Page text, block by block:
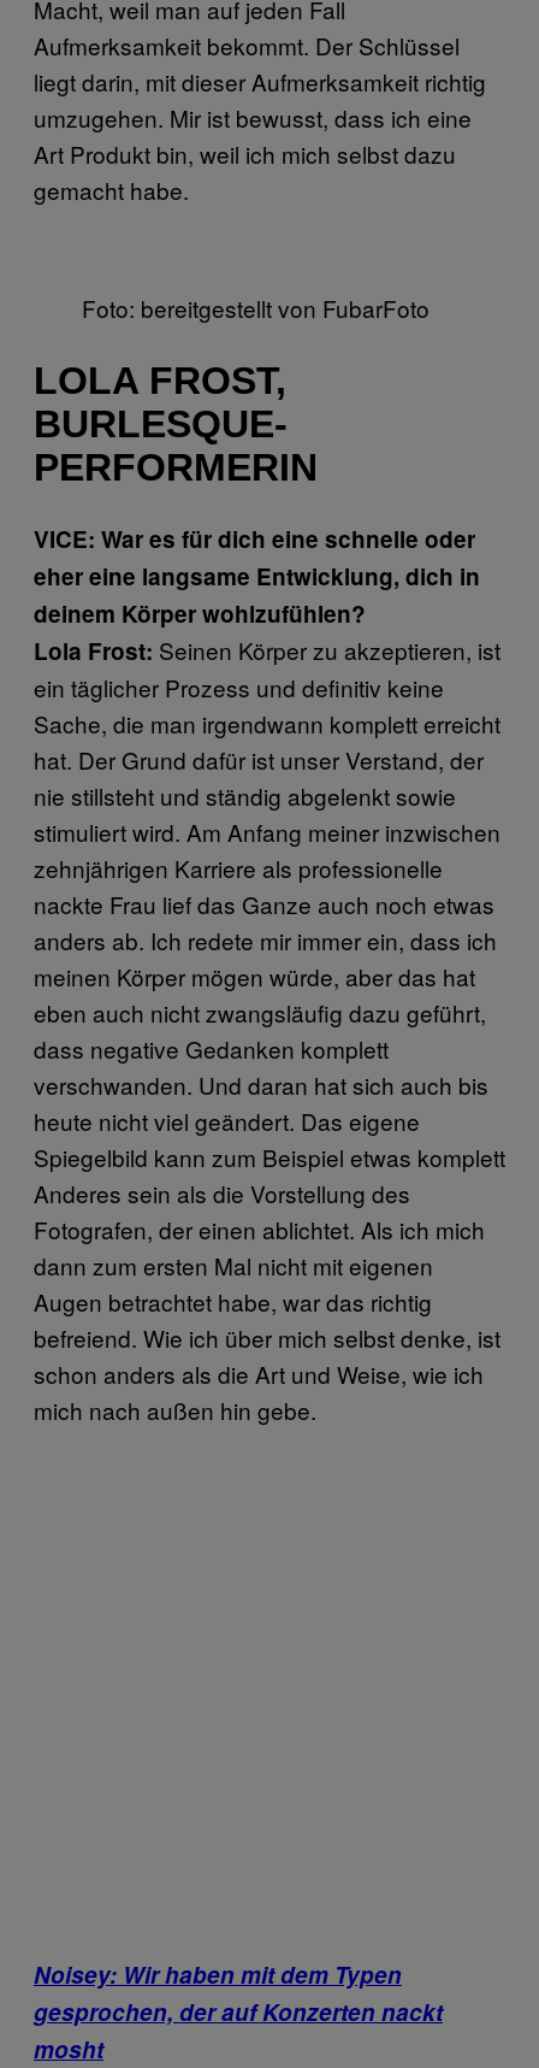
Macht, weil man auf jeden Fall
Aufmerksamkeit bekommt. Der Schlüssel
liegt darin, mit dieser Aufmerksamkeit richtig
umzugehen. Mir ist bewusst, dass ich eine
Art Produkt bin, weil ich mich selbst dazu
gemacht habe.
Foto: bereitgestellt von FubarFoto
LOLA FROST,
BURLESQUE-
PERFORMERIN
VICE: War es für dich eine schnelle oder
eher eine langsame Entwicklung, dich in
deinem Körper wohlzufühlen?
Lola Frost: Seinen Körper zu akzeptieren, ist
ein täglicher Prozess und definitiv keine
Sache, die man irgendwann komplett erreicht
hat. Der Grund dafür ist unser Verstand, der
nie stillsteht und ständig abgelenkt sowie
stimuliert wird. Am Anfang meiner inzwischen
zehnjährigen Karriere als professionelle
nackte Frau lief das Ganze auch noch etwas
anders ab. Ich redete mir immer ein, dass ich
meinen Körper mögen würde, aber das hat
eben auch nicht zwangsläufig dazu geführt,
dass negative Gedanken komplett
verschwanden. Und daran hat sich auch bis
heute nicht viel geändert. Das eigene
Spiegelbild kann zum Beispiel etwas komplett
Anderes sein als die Vorstellung des
Fotografen, der einen ablichtet. Als ich mich
dann zum ersten Mal nicht mit eigenen
Augen betrachtet habe, war das richtig
befreiend. Wie ich über mich selbst denke, ist
schon anders als die Art und Weise, wie ich
mich nach außen hin gebe.
Noisey: Wir haben mit dem Typen
gesprochen, der auf Konzerten nackt
mosht